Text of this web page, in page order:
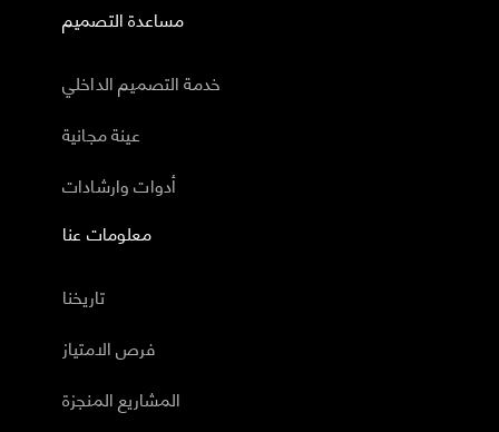
مساعدة التصميم
خدمة التصميم الداخلي
عينة مجانية
أدوات وارشادات
معلومات عنا
تاريخنا
فرص الامتياز
المشاريع المنجزة